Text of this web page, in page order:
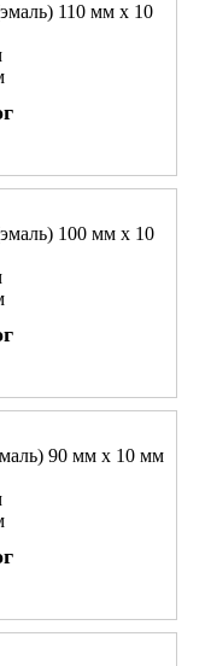
110 мм х 10
100 мм х 10
90 мм х 10 мм